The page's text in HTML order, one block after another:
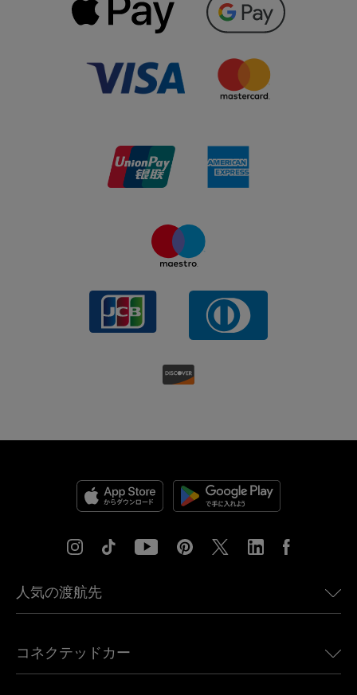
人気の渡航先
ヨーロッパ向けeSIM
コネクテッドカー